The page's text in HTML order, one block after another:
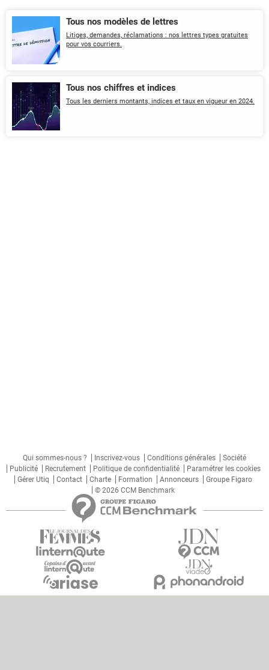
Tous nos modèles de lettres
Litiges, demandes, réclamations : nos lettres types gratuites
pour vos courriers.
Tous nos chiffres et indices
Tous les derniers montants, indices et taux en vigueur en 2024.
Qui sommes-nous ? Inscrivez-vous Conditions générales
Société
Publicité
Recrutement Politique de confidentialité
Paramétrer les cookies
Gérer Utiq
Contact Charte Formation Annonceurs
Groupe Figaro
© 2026 CCM Benchmark